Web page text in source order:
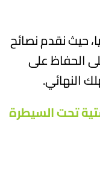
حيث نقدم نصائح
الحفاظ على
النهائي.
تحت السيطرة